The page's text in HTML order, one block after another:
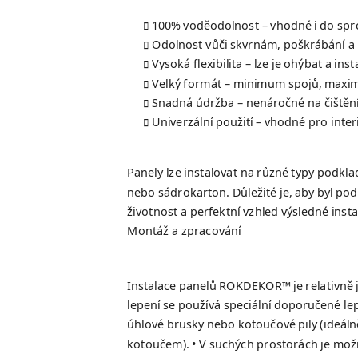
100% voděodolnost – vhodné i do
Odolnost vůči skvrnám, poškrábání
Vysoká flexibilita – lze je ohýbat a
Velký formát – minimum spojů,
Snadná údržba – nenáročné na
Univerzální použití – vhodné pro
Panely lze instalovat na různé typy
nebo sádrokarton. Důležité je, aby byl
životnost a perfektní vzhled výsledné
Montáž a zpracování
Instalace panelů ROKDEKOR™ je
lepení se používá speciální doporučené
úhlové brusky nebo kotoučové pily
kotoučem). • V suchých prostorách je